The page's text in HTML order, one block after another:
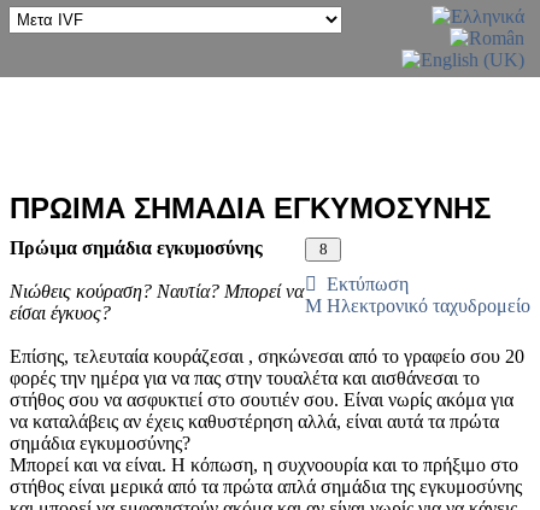
ΠΡΩΙΜΑ ΣΗΜΑΔΙΑ ΕΓΚΥΜΟΣΥΝΗΣ
Εκτύπωση
Ηλεκτρονικό ταχυδρομείο
Πρώιμα σημάδια εγκυμοσύνης
Νιώθεις κούραση? Ναυτία? Μπορεί να
είσαι έγκυος?
Επίσης, τελευταία κουράζεσαι , σηκώνεσαι από το γραφείο σου 20
φορές την ημέρα για να πας στην τουαλέτα και αισθάνεσαι το
στήθος σου να ασφυκτιεί στο σουτιέν σου. Είναι νωρίς ακόμα για
να καταλάβεις αν έχεις καθυστέρηση αλλά, είναι αυτά τα πρώτα
σημάδια εγκυμοσύνης?
Μπορεί και να είναι. Η κόπωση, η συχνοουρία και το πρήξιμο στο
στήθος είναι μερικά από τα πρώτα απλά σημάδια της εγκυμοσύνης